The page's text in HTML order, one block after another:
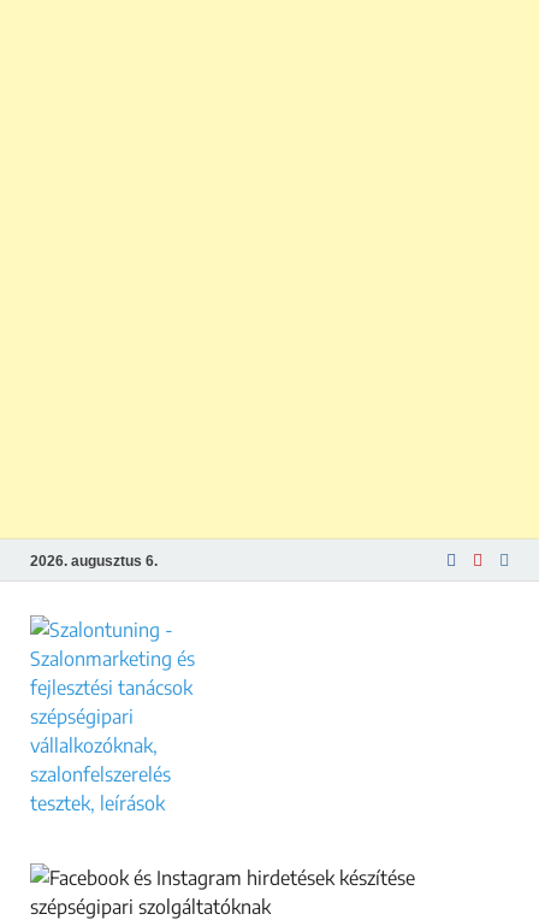
2026. augusztus 6.